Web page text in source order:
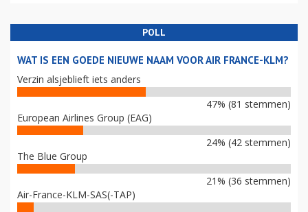
POLL
WAT IS EEN GOEDE NIEUWE NAAM VOOR AIR FRANCE-KLM?
Verzin alsjeblieft iets anders
47% (81 stemmen)
European Airlines Group (EAG)
24% (42 stemmen)
The Blue Group
21% (36 stemmen)
Air-France-KLM-SAS(-TAP)